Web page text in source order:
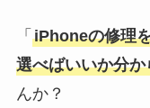
「 iPhoneの修理
選べばいいか分か
んか？